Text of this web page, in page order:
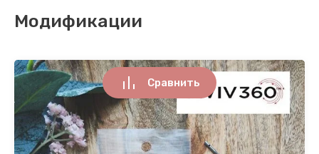
Модификации
Сравнить